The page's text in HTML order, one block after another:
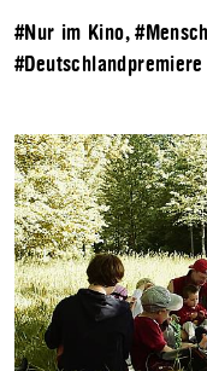
#Nur im Kino,
#Deutschlandpremiere